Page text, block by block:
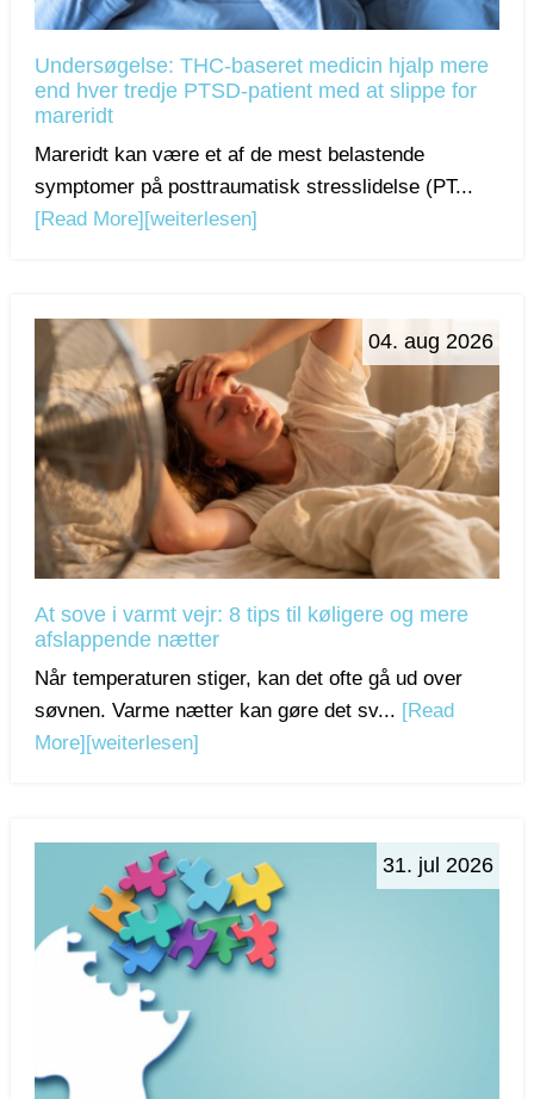
Undersøgelse: THC-baseret medicin hjalp mere
end hver tredje PTSD-patient med at slippe for
mareridt
Mareridt kan være et af de mest belastende
symptomer på posttraumatisk stresslidelse (PT...
[Read More] [weiterlesen]
04. aug 2026
At sove i varmt vejr: 8 tips til køligere og mere
afslappende nætter
Når temperaturen stiger, kan det ofte gå ud over
søvnen. Varme nætter kan gøre det sv... [Read
More] [weiterlesen]
31. jul 2026